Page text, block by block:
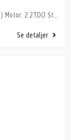
HÅNDBREMSEKABEL, FORD TRANSIT CUSTOM (12-23) Motor: 2.2TDCI Stel nr.: WF0YXXTTGYEB00252 Årgang.: 2014 Del nr..: SN20951 Dito nr.: 25283713 Stamkort nr.: M00375 Kilometer: 180000 "VENSTRE"
Se detaljer